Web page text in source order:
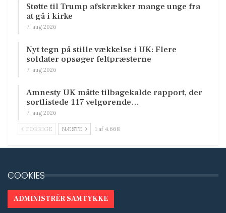
Støtte til Trump afskrækker mange unge fra
at gå i kirke
7. aug 2026
Nyt tegn på stille vækkelse i UK: Flere
soldater opsøger feltpræsterne
7. aug 2026
Amnesty UK måtte tilbagekalde rapport, der
sortlistede 117 velgørende…
7. aug 2026
FORRIGE NÆSTE 1 af 4.668
COOKIES
ADMINISTRÉR SAMTYKKE